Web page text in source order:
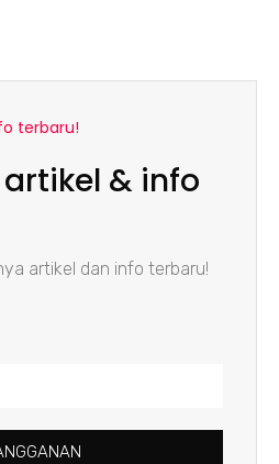
terbaru!
& info
artikel dan info terbaru!